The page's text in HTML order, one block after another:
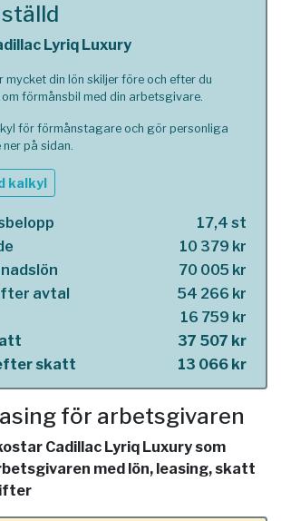
Lyriq Luxury
mycket din lön skiljer före och efter du
förmånsbil med din arbetsgivare.
för förmånstagare och gör personliga
på sidan.
kalkyl
17,4 st
10 379 kr
70 005 kr
avtal
54 266 kr
16 759 kr
37 507 kr
skatt
13 066 kr
för arbetsgivaren
Cadillac Lyriq Luxury som
med lön, leasing, skatt